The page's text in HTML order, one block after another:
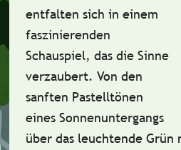
entfalten sich in einem
faszinierenden
Schauspiel, das die Sinne
verzaubert. Von den
sanften Pastelltönen
eines Sonnenuntergangs
über das leuchtende Grün